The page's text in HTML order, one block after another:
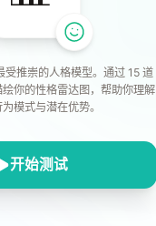
受推崇的人格模型。通过 15 道
你的性格雷达图，帮助你理解
模式与潜在优势。
开始测试